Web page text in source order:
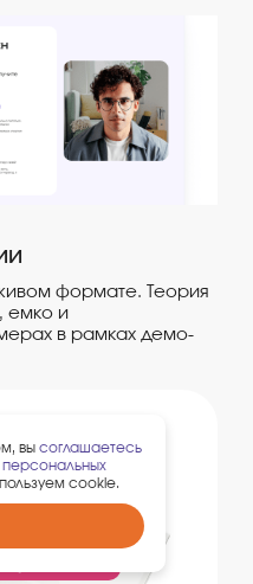
формате. Теория
емко и
в рамках демо-
вы соглашаетесь
персональных
cookie.